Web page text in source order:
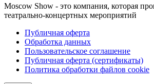
Moscow Show - это компания, которая
театрально-концертных мероприятий
Публичная оферта
Обработка данных
Пользовательское соглашение
Публичная оферта (сертификаты)
Политика обработки файлов cookie